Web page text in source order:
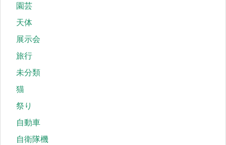
園芸
天体
展示会
旅行
未分類
猫
祭り
自動車
自衛隊機